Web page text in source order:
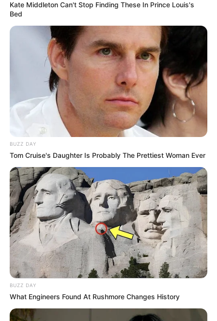
Kate Middleton Can't Stop Finding These In Prince Louis's
Bed
BUZZ DAY
Tom Cruise's Daughter Is Probably The Prettiest Woman Ever
BUZZ DAY
What Engineers Found At Rushmore Changes History